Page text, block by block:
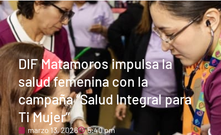
DIF Matamoros impulsa la
salud femenina con la
campaña “Salud Integral para
Ti Mujer”
marzo 13, 2026 5:40 pm